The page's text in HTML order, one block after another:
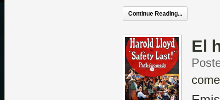
Continue Reading...
El